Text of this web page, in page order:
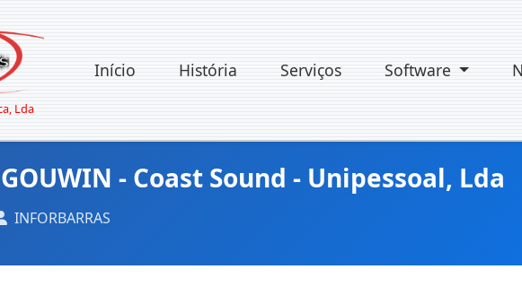
Lda
Início História Serviços Software
- Coast Sound - Unipessoal, Lda
INFORBARRAS